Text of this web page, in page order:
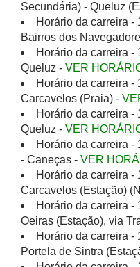
Secundária) - Queluz
Horário da carreira -
Bairros dos
Horário da carreira -
Queluz - VER
Horário da carreira -
Carcavelos (Praia) -
Horário da carreira -
Queluz - VER
Horário da carreira -
- Caneças - VER
Horário da carreira -
Carcavelos (Estação)
Horário da carreira -
Oeiras (Estação), via
Horário da carreira -
Portela de Sintra